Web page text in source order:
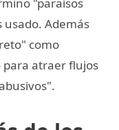
usado. Además
como
para atraer flujos